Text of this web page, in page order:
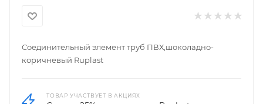
Соединительный элемент труб ПВХ,шоколадно-
коричневый Ruplast
ТОВАР УЧАСТВУЕТ В АКЦИЯХ